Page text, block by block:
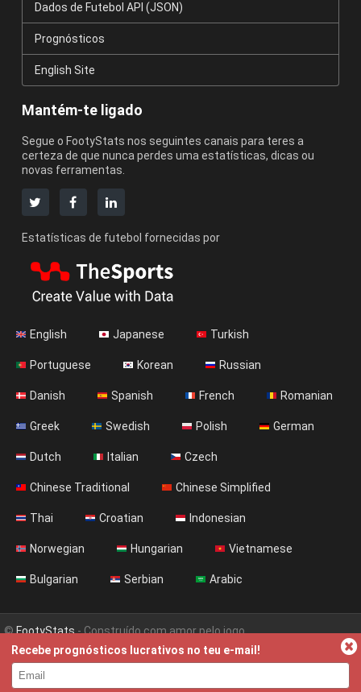
Dados de Futebol API (JSON)
Prognósticos
English Site
Mantém-te ligado
Segue o FootyStats nos seguintes canais para teres a
certeza de que nunca perdes uma estatísticas, dicas ou
novas ferramentas.
Estatísticas de futebol fornecidas por
English Japanese Turkish
Portuguese Korean Russian
Danish Spanish French Romanian
Greek Swedish Polish German
Dutch Italian Czech
Chinese Traditional Chinese Simplified
Thai Croatian Indonesian
Norwegian Hungarian Vietnamese
Bulgarian Serbian Arabic
©FootyStats- Construído com amor pelo jogo
Contacta-nos
Sobre Ajuda Política de Privacidade
Recebe prognósticos lucrativos no teu e-mail!